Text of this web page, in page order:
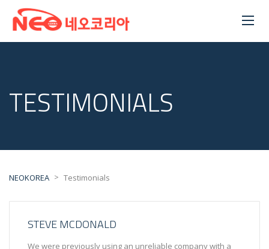
TESTIMONIALS
NEOKOREA > Testimonials
STEVE MCDONALD
We were previously using an unreliable company with a